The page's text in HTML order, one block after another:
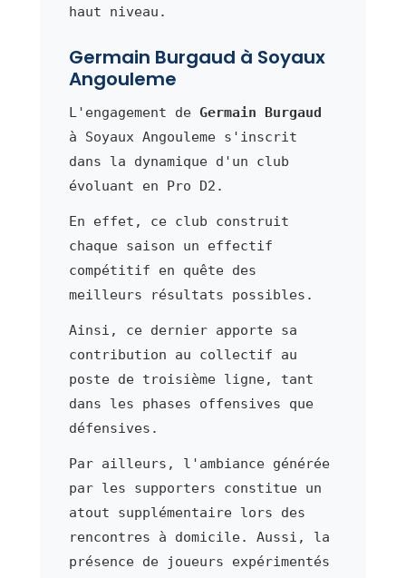
haut niveau.
Germain Burgaud à Soyaux
Angouleme
L'engagement de Germain Burgaud
à Soyaux Angouleme s'inscrit
dans la dynamique d'un club
évoluant en Pro D2.
En effet, ce club construit
chaque saison un effectif
compétitif en quête des
meilleurs résultats possibles.
Ainsi, ce dernier apporte sa
contribution au collectif au
poste de troisième ligne, tant
dans les phases offensives que
défensives.
Par ailleurs, l'ambiance générée
par les supporters constitue un
atout supplémentaire lors des
rencontres à domicile. Aussi, la
présence de joueurs expérimentés